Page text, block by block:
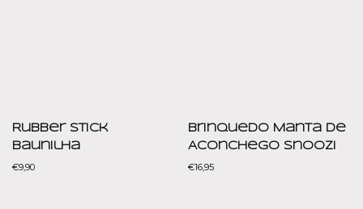
Rubber Stick
Baunilha
€9,90
Brinquedo Manta de
Aconchego Snoozi
€16,95